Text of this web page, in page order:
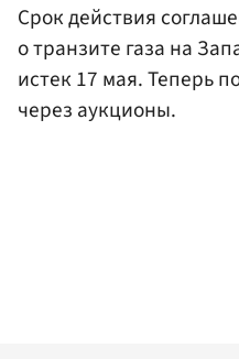
Срок действия
о транзите газа на
истек 17 мая. Теперь
через аукционы.